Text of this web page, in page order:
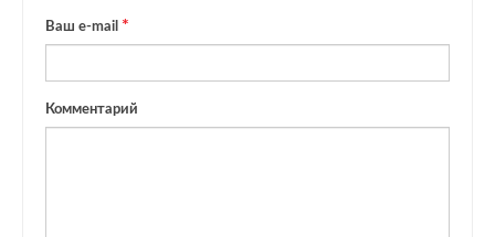
Ваш e-mail
Комментарий